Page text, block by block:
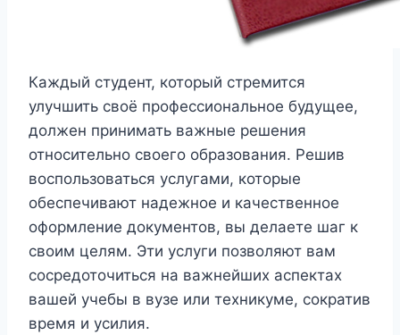
Каждый студент, который стремится
улучшить своё профессиональное будущее,
должен принимать важные решения
относительно своего образования. Решив
воспользоваться услугами, которые
обеспечивают надежное и качественное
оформление документов, вы делаете шаг к
своим целям. Эти услуги позволяют вам
сосредоточиться на важнейших аспектах
вашей учебы в вузе или техникуме, сократив
время и усилия.